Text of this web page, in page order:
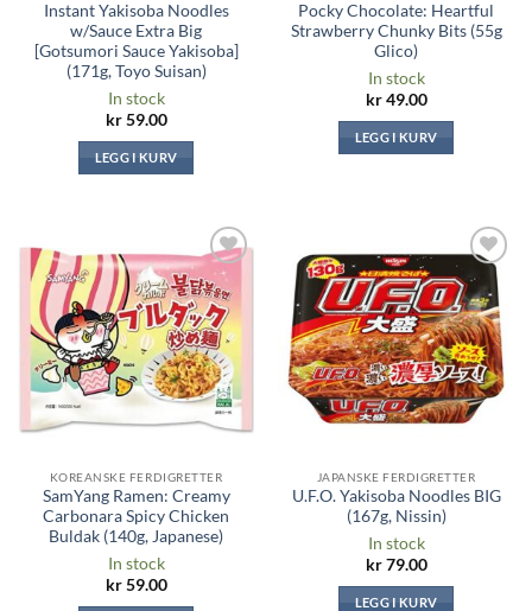
Instant Yakisoba Noodles
w/Sauce Extra Big
[Gotsumori Sauce Yakisoba]
(171g, Toyo Suisan)
In stock
kr59.00
LEGG I KURV
Pocky Chocolate: Heartful
Strawberry Chunky Bits (55g
Glico)
In stock
kr49.00
LEGG I KURV
Legg til i
ønskeliste
KOREANSKE FERDIGRETTER
SamYang Ramen: Creamy
Carbonara Spicy Chicken
Buldak (140g, Japanese)
In stock
kr59.00
Legg til i
ønskeliste
JAPANSKE FERDIGRETTER
U.F.O. Yakisoba Noodles BIG
(167g, Nissin)
In stock
kr79.00
LEGG I KURV